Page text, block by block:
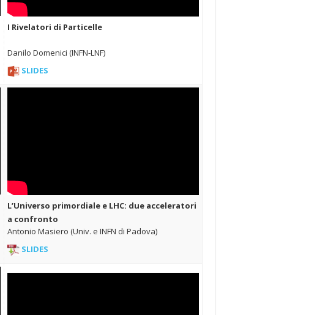
I Rivelatori di Particelle
Danilo Domenici (INFN-LNF)
SLIDES
L’Universo primordiale e LHC: due acceleratori
a confronto
Antonio Masiero (Univ. e INFN di Padova)
SLIDES